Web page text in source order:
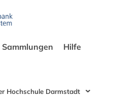
Sammlungen Hilfe
Hochschule Darmstadt